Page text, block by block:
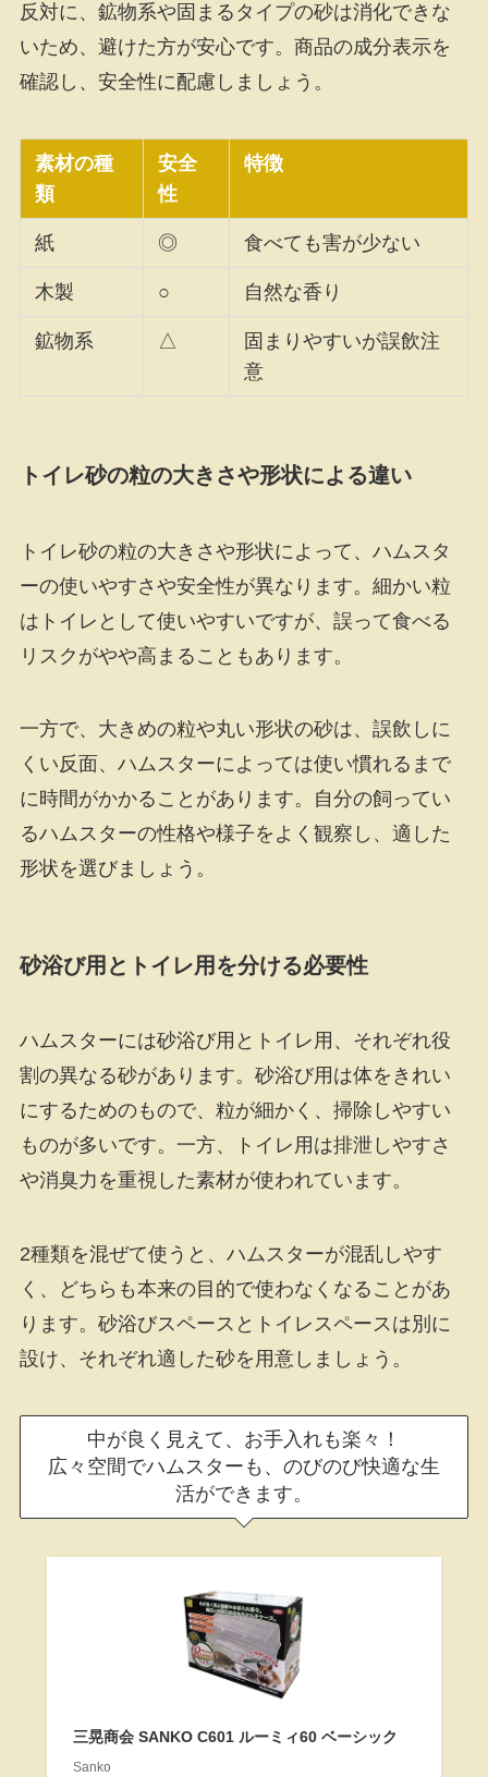
反対に、鉱物系や固まるタイプの砂は消化できな
いため、避けた方が安心です。商品の成分表示を
確認し、安全性に配慮しましょう。
素材の種
類
安全
性
特徴
紙 ◎ 食べても害が少ない
木製 ○ 自然な香り
鉱物系 △
固まりやすいが誤飲注
意
トイレ砂の粒の大きさや形状による違い
トイレ砂の粒の大きさや形状によって、ハムスタ
ーの使いやすさや安全性が異なります。細かい粒
はトイレとして使いやすいですが、誤って食べる
リスクがやや高まることもあります。
一方で、大きめの粒や丸い形状の砂は、誤飲しに
くい反面、ハムスターによっては使い慣れるまで
に時間がかかることがあります。自分の飼ってい
るハムスターの性格や様子をよく観察し、適した
形状を選びましょう。
砂浴び用とトイレ用を分ける必要性
ハムスターには砂浴び用とトイレ用、それぞれ役
割の異なる砂があります。砂浴び用は体をきれい
にするためのもので、粒が細かく、掃除しやすい
ものが多いです。一方、トイレ用は排泄しやすさ
や消臭力を重視した素材が使われています。
2種類を混ぜて使うと、ハムスターが混乱しやす
く、どちらも本来の目的で使わなくなることがあ
ります。砂浴びスペースとトイレスペースは別に
設け、それぞれ適した砂を用意しましょう。
中が良く見えて、お手入れも楽々！
広々空間でハムスターも、のびのび快適な生
活ができます。
三晃商会 SANKO C601 ルーミィ60 ベーシック
Sanko